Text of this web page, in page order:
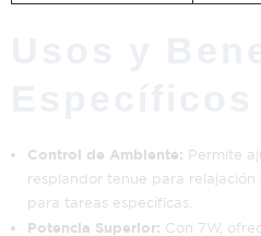
Control de Ambiente: Permite
resplandor tenue para
para tareas específicas.
Potencia Superior: Con 7W,